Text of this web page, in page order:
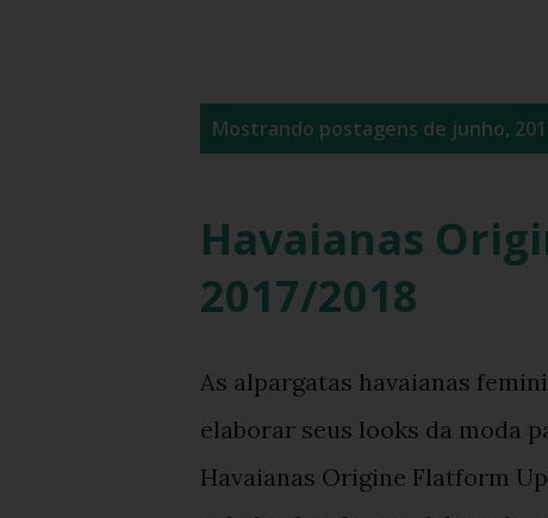
Mostrando postagens de junho,
Havaianas
2017/2018
As alpargatas havaianas
elaborar seus looks da moda
Havaianas Origine Flatform